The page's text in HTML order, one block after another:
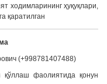
ходимларининг ҳуқуқлари,
қаратилган
(+998781407488)
қўллаш фаолиятида қонун